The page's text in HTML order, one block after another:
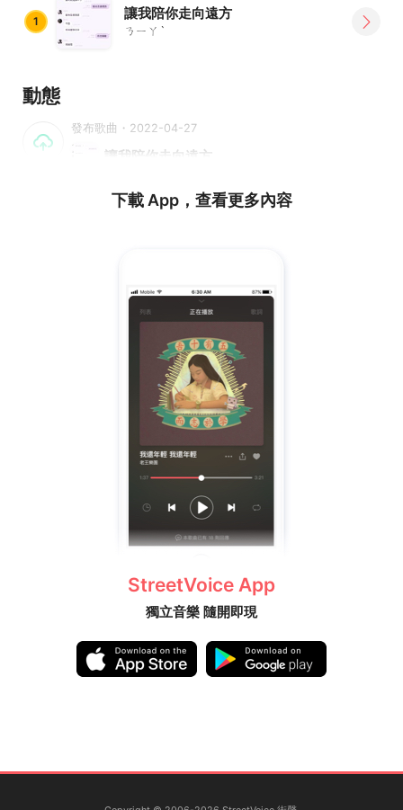
1 讓我陪你走向遠方
ㄋㄧㄚˋ
動態
發布歌曲・2022-04-27
讓我陪你走向遠方
下載 App，查看更多內容
StreetVoice App
獨立音樂 隨開即現